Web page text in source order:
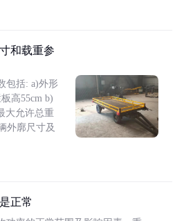
和载重参
包括: a)外形
高55cm b)
大允许总重
外廓尺寸及
正常